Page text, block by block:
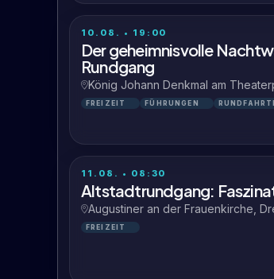
10.08. • 19:00
Der geheimnisvolle
Rundgang
König Johann Denkmal am
FREIZEIT FÜHRUNGEN
11.08. • 08:30
Altstadtrundgang:
Augustiner an der Frauenkirche,
FREIZEIT